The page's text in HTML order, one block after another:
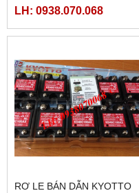
LH: 0938.070.068
RƠ LE BÁN DẪN KYOTTO